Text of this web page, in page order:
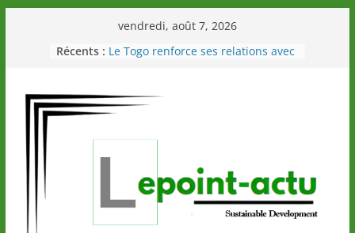
vendredi, août 7, 2026
Récents : Le Togo renforce ses relations avec
Éléphants en Côte d’Ivoire
LOTO DETENTE”, un nouveau tirage
marque de confiance au Togo sur
la scène internationale au-delà des
performances de ses athlètes
Togo: Que retenir de la politique
éducation et de l’ambition de